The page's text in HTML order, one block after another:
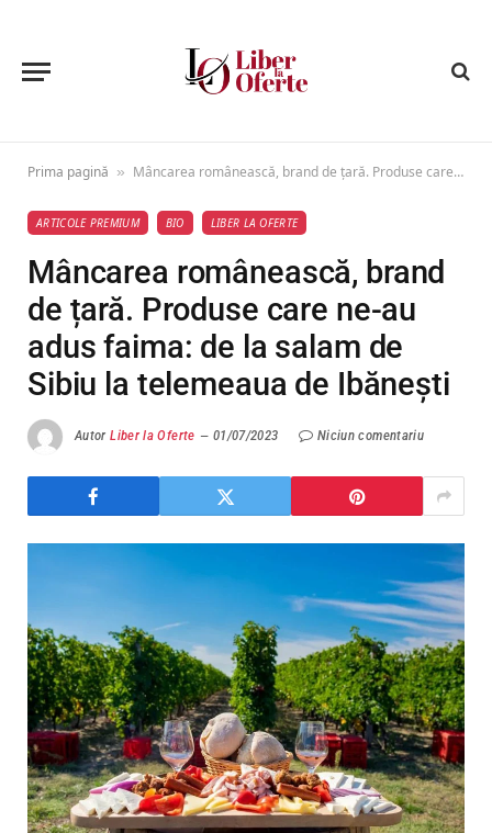
Prima pagină » Mâncarea românească, brand de țară. Produse care ne-au adus faima: de la salam de Sibiu la telemeaua de Ibănești
ARTICOLE PREMIUM BIO LIBER LA OFERTE
Mâncarea românească, brand
de țară. Produse care ne-au
adus faima: de la salam de
Sibiu la telemeaua de Ibănești
Autor Liber la Oferte 01/07/2023 Niciun comentariu